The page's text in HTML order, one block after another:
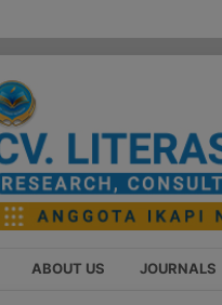
ABOUT US JOURNALS